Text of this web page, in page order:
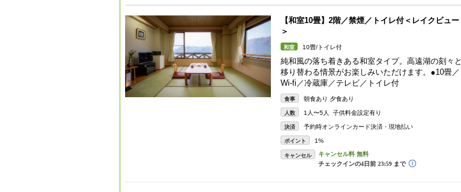
【和室10畳】2階／禁煙／トイレ付＜レイクビュー
＞
和室 10畳/トイレ付
純和風の落ち着きある和室タイプ。高遠湖の刻々と
移り替わる情景がお楽しみいただけます。●10畳／
Wi-fi／冷蔵庫／テレビ／トイレ付
食事 朝食あり 夕食あり
人数 1人〜5人 子供料金設定有り
決済 予約時オンラインカード決済・現地払い
ポイント 1%
キャンセル